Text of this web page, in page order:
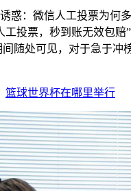
惑：微信人工投票为何
工投票，秒到账无效包
随处可见，对于急于冲
篮球世界杯在哪里举行